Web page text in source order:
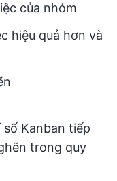
của nhóm
hiệu quả hơn và
Kanban tiếp
trong quy